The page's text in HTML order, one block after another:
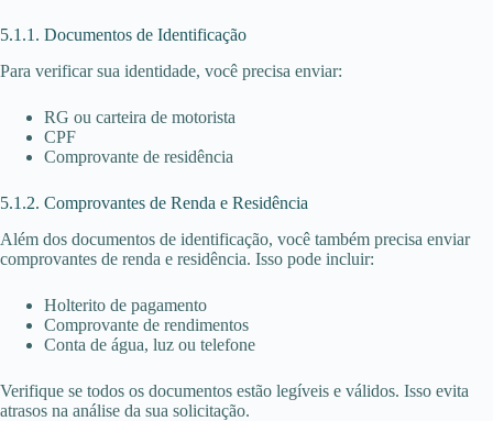
5.1.1. Documentos de Identificação
Para verificar sua identidade, você precisa enviar:
RG ou carteira de motorista
CPF
Comprovante de residência
5.1.2. Comprovantes de Renda e Residência
Além dos documentos de identificação, você também precisa enviar
comprovantes de renda e residência. Isso pode incluir:
Holterito de pagamento
Comprovante de rendimentos
Conta de água, luz ou telefone
Verifique se todos os documentos estão legíveis e válidos. Isso evita
atrasos na análise da sua solicitação.